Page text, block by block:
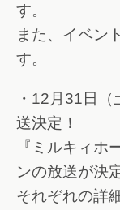
す。
また、イベン
す。
・12月31日
送決定！
『ミルキィホ
ンの放送が決
それぞれの詳